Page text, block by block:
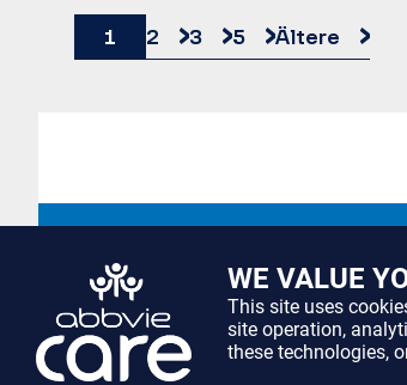
1 2 3 5 Ältere
WE VALUE
This site uses
site operation,
these technologies,